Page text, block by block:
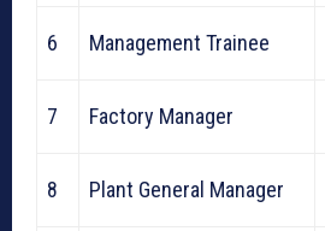
6 Management Trainee
7 Factory Manager
8 Plant General Manager